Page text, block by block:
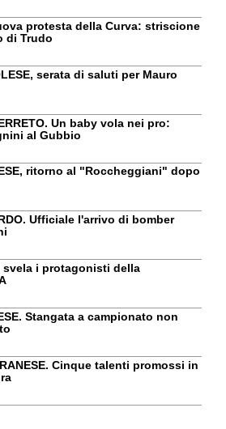
protesta della Curva: striscione
di Trudo
serata di saluti per Mauro
Un baby vola nei pro:
al Gubbio
ritorno al "Roccheggiani" dopo
Ufficiale l'arrivo di bomber
svela i protagonisti della
Stangata a campionato non
Cinque talenti promossi in